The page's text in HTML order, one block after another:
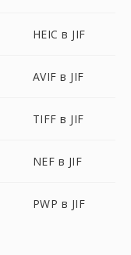
HEIC в JIF
AVIF в JIF
TIFF в JIF
NEF в JIF
PWP в JIF